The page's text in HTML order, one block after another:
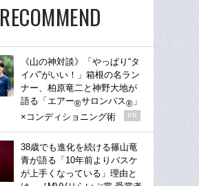
RECOMMEND
《山の神対談》「やっぱり“タ
イパ”がいい！」箱根の名ラン
ナー、柏原竜二と神野大地が
語る「エアー®サロンパス® 」
×コンディショニング術
PR
38歳でも進化を続ける篠山竜
青が語る「10年前よりバスケ
が上手くなっている」理由と